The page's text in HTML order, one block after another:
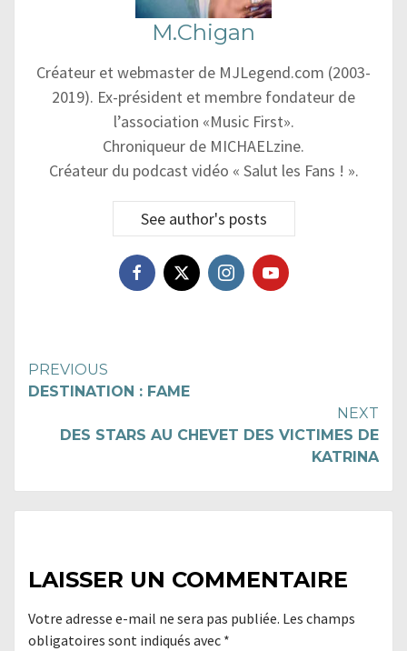
M.Chigan
Créateur et webmaster de MJLegend.com (2003-
2019). Ex-président et membre fondateur de
l’association «Music First».
Chroniqueur de MICHAELzine.
Créateur du podcast vidéo « Salut les Fans ! ».
See author's posts
Continue
PREVIOUS
DESTINATION : FAME
NEXT
DES STARS AU CHEVET DES VICTIMES DE
KATRINA
LAISSER UN COMMENTAIRE
Votre adresse e-mail ne sera pas publiée. Les champs
obligatoires sont indiqués avec *